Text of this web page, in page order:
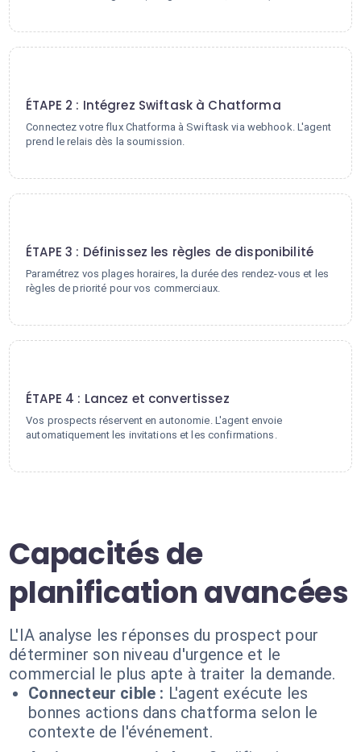
ÉTAPE 2 : Intégrez Swiftask à Chatforma
Connectez votre flux Chatforma à Swiftask via webhook. L'agent
prend le relais dès la soumission.
ÉTAPE 3 : Définissez les règles de disponibilité
Paramétrez vos plages horaires, la durée des rendez-vous et les
règles de priorité pour vos commerciaux.
ÉTAPE 4 : Lancez et convertissez
Vos prospects réservent en autonomie. L'agent envoie
automatiquement les invitations et les confirmations.
Capacités de
planification avancées
L'IA analyse les réponses du prospect pour
déterminer son niveau d'urgence et le
commercial le plus apte à traiter la demande.
Connecteur cible : L'agent exécute les
bonnes actions dans chatforma selon le
contexte de l'événement.